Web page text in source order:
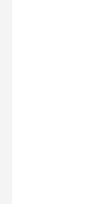
Hiite
Hiite
Hiite
Hiite
Hiite
Hiite